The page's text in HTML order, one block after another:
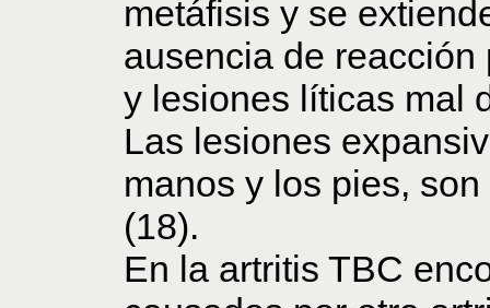
metáfisis y se
ausencia de
y lesiones líticas mal
Las lesiones
manos y los pies,
(18).
En la artritis TBC